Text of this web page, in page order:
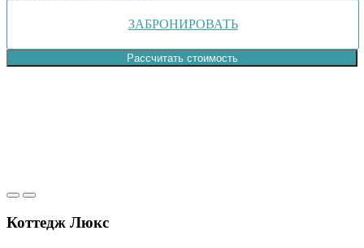
ЗАБРОНИРОВАТЬ
Рассчитать стоимость
Коттедж Люкс